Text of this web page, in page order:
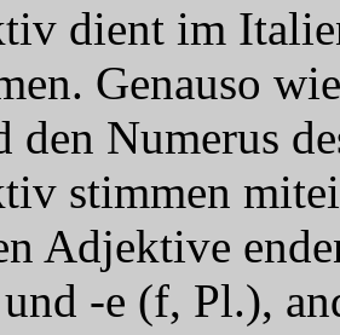
dient im
Genauso
den Numerus
stimmen
Adjektive
-e (f, Pl.),